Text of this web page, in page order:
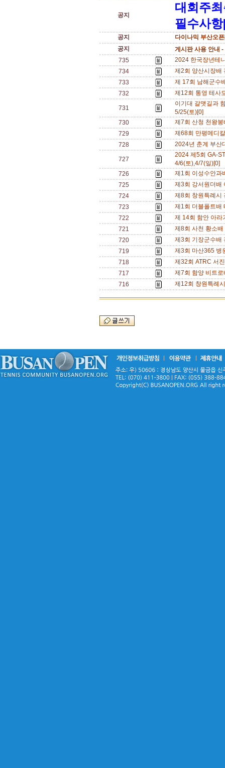
공지
대회주
필수사
공지
다이나믹 부산오
공지
게시판 사용 안내 -
735
2024 한국장년테
734
제2회 양산시장배
733
제 17회 남해군수
732
제12회 통영 테사
731
이기대 갈맷길과
5/25(토)[0]
730
제7회 산청 천왕
729
제68회 만평메디
728
2024년 춘계 부
727
2024 제5회 GA-
4/6(토),4/7(일)[0]
726
제1회 이성수안과
725
제3회 강서원더배
724
제8회 창원특례시
723
제1회 더블폴트배
722
제 14회 함안 아
721
제8회 사천 황소
720
제3회 기장군수배
719
제3회 마산365 병
718
제32회 ATRC 서
717
제7회 함양 비트
716
제12회 창원특례